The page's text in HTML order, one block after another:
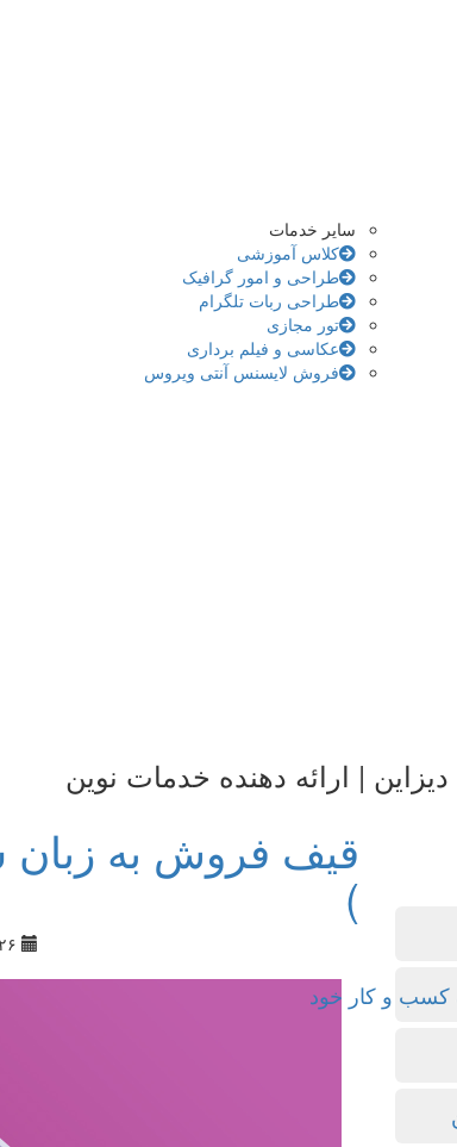
سایر خدمات
کلاس آموزشی
طراحی و امور گرافیک
طراحی ربات تلگرام
تور مجازی
عکاسی و فیلم برداری
فروش لایسنس آنتی ویروس
| ارائه دهنده خدمات نوین
قیف فروش به زبان
)
کسب و کار خود